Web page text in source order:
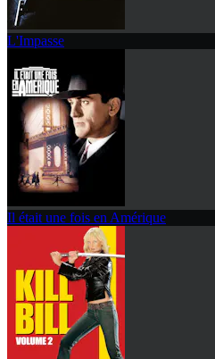
L'Impasse
Il était une fois en Amérique